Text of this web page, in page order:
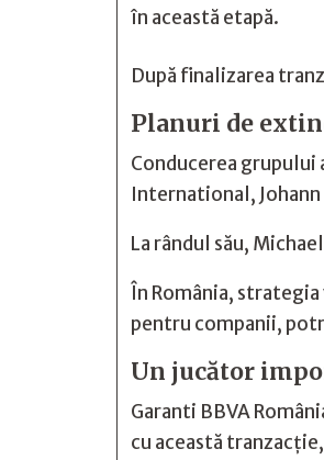
în această etapă.
După finalizarea
Planuri de
Conducerea grupului
International,
La rândul său,
În România,
pentru companii,
Un jucător
Garanti BBVA
cu această